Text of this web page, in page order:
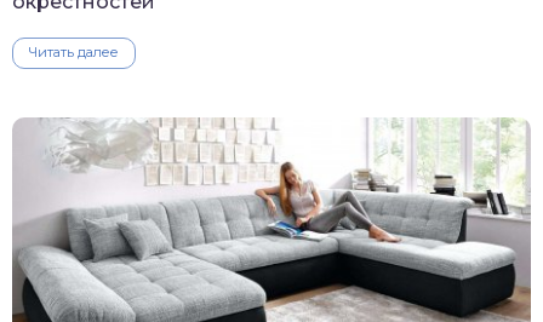
Читать далее